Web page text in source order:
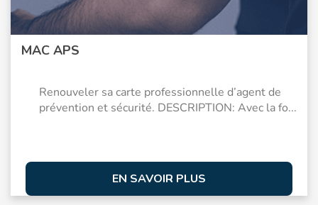
MAC APS
Renouveler sa carte professionnelle d’agent de
prévention et sécurité. DESCRIPTION: Avec la fo...
EN SAVOIR PLUS